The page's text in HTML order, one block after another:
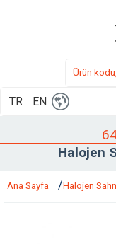
TR EN
Halojen
Ana Sayfa Halojen